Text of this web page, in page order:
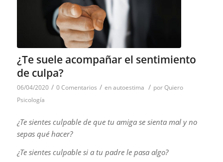
¿Te suele acompañar el sentimiento
de culpa?
06/04/2020 / 0 Comentarios / enautoestima / porQuiero
Psicología
¿Te sientes culpable de que tu amiga se sienta mal y no
sepas qué hacer?
¿Te sientes culpable si a tu padre le pasa algo?